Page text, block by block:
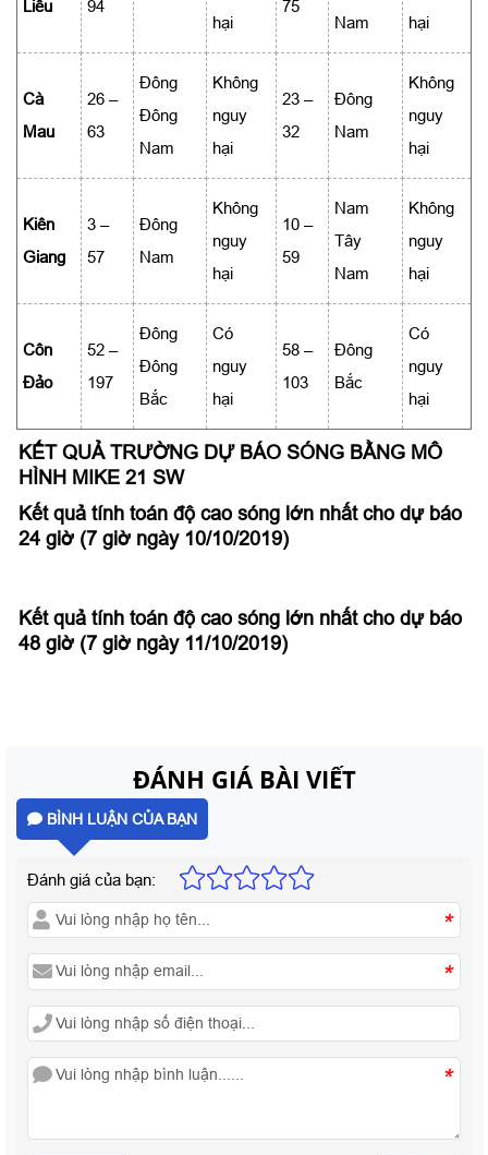
Liêu
94
hại
75
Nam
hại
Cà
Mau
26 –
63
Đông
Đông
Nam
Không
nguy
hại
23 –
32
Đông
Nam
Không
nguy
hại
Kiên
Giang
3 –
57
Đông
Nam
Không
nguy
hại
10 –
59
Nam
Tây
Nam
Không
nguy
hại
Côn
Đảo
52 –
197
Đông
Đông
Bắc
Có
nguy
hại
58 –
103
Đông
Bắc
Có
nguy
hại
KẾT QUẢ TRƯỜNG DỰ BÁO SÓNG BẰNG MÔ
HÌNH MIKE 21 SW
Kết quả tính toán độ cao sóng lớn nhất cho dự báo
24 giờ (7 giờ ngày 10/10/2019)
Kết quả tính toán độ cao sóng lớn nhất cho dự báo
48 giờ (7 giờ ngày 11/10/2019)
ĐÁNH GIÁ BÀI VIẾT
BÌNH LUẬN CỦA BẠN
Đánh giá của bạn:
*
*
*